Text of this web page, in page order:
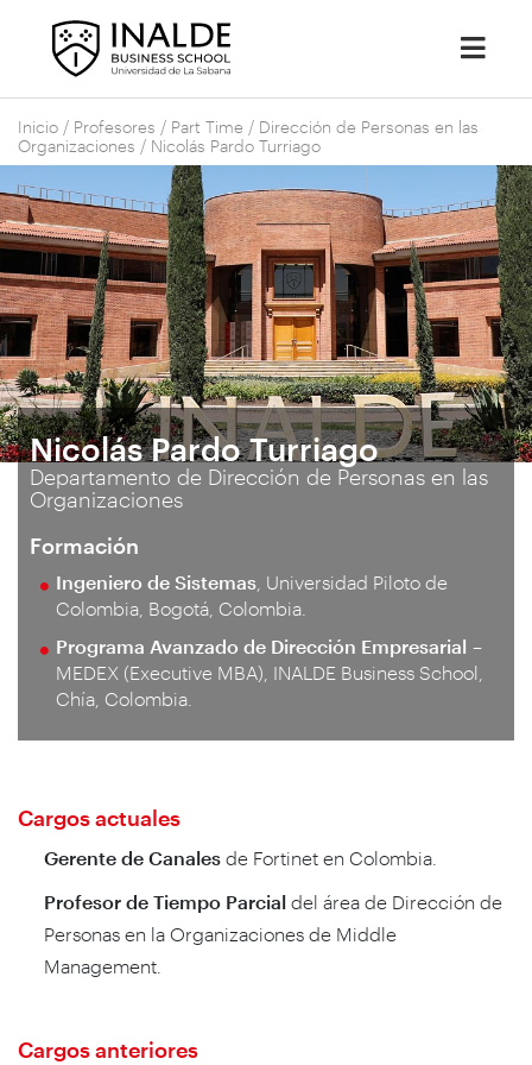
Inicio / Profesores / Part Time / Dirección de Personas en las
Organizaciones / Nicolás Pardo Turriago
Nicolás Pardo Turriago
Departamento de Dirección de Personas en las
Organizaciones
Formación
Ingeniero de Sistemas , Universidad Piloto de
Colombia, Bogotá, Colombia.
Programa Avanzado de Dirección Empresarial –
MEDEX (Executive MBA), INALDE Business School,
Chía, Colombia.
Cargos actuales
Gerente de Canales de Fortinet en Colombia.
Profesor de Tiempo Parcial del área de Dirección de
Personas en la Organizaciones de Middle
Management.
Cargos anteriores